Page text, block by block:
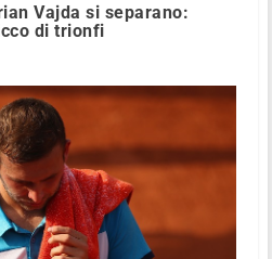
Vajda si separano:
di trionfi